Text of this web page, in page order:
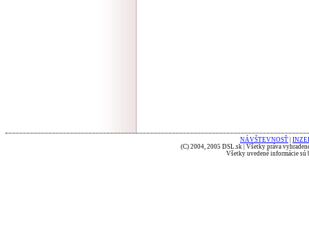
NÁVŠTEVNOSŤ
(C) 2004, 2005 DSL.sk | Všetky práva
Všetky uvedené informácie sú